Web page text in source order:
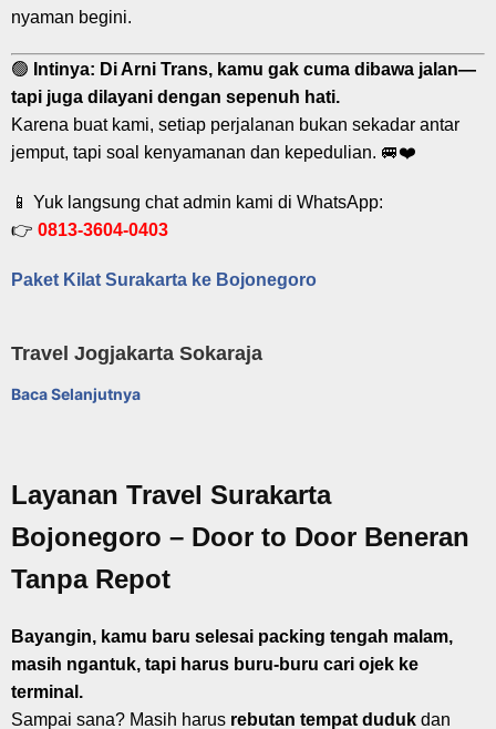
nyaman begini.
🟢 Intinya: Di Arni Trans, kamu gak cuma dibawa jalan—
tapi juga dilayani dengan sepenuh hati.
Karena buat kami, setiap perjalanan bukan sekadar antar
jemput, tapi soal kenyamanan dan kepedulian. 🚐❤️
📱 Yuk langsung chat admin kami di WhatsApp:
👉 0813-3604-0403
Paket Kilat Surakarta ke Bojonegoro
Travel Jogjakarta Sokaraja
Baca Selanjutnya
Layanan Travel Surakarta
Bojonegoro – Door to Door Beneran
Tanpa Repot
Bayangin, kamu baru selesai packing tengah malam,
masih ngantuk, tapi harus buru-buru cari ojek ke
terminal.
Sampai sana? Masih harus rebutan tempat duduk dan